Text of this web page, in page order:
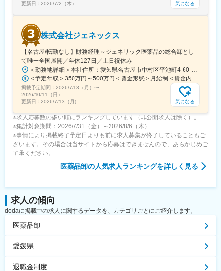
更新日： 2026/7/2（木） 気になる
株式会社ジェネックス
【名古屋/転勤なし】財務経理～ジェネリック医薬品の総合卸とし
て唯一全国展開／年休127日／土日祝休み
＜勤務地詳細＞本社住所：愛知県名古屋市中村区平池町4-60-12 グローバルゲート27F受動喫煙対策：敷地内喫煙可能場所あり変更の範囲：無
＜予定年収＞350万円～500万円＜賃金形態＞月給制＜賃金内訳＞月額（基本給）：250,000円～357,000円＜月給＞250,000円～357,000円＜昇給有無＞有＜残業手当＞有＜給与補足＞昇給：年１回（３月）賞与：年２回（6月、12月）※経験、スキルに応じて相談のうえ決定いたします※残業手当は別途支給30歳年収：350万円／月給25万円+賞与35歳年収：400万円／月給28.5万円+賞与賃金はあくまでも目安の金額であり、選考を通じて上下する可能性があります。月給(月額)は固定手当を含めた表記です。
掲載予定期間： 2026/7/13（月） 〜
2026/10/11（日）
更新日： 2026/7/13（月） 気になる
※求人応募数の多い順にランキングしています（非公開求人は除く）。
※集計対象期間：2026/7/31（金）～2026/8/6（木）
※事情により掲載終了予定日よりも前に求人募集が終了していることもご
ざいます。その場合は当サイトから応募はできませんので、あらかじめご
了承ください。
医薬品卸の人気求人ランキングを詳しく見る
求人の傾向
dodaに掲載中の求人に関するデータを、カテゴリごとにご紹介します。
医薬品卸
愛媛県
退職金制度